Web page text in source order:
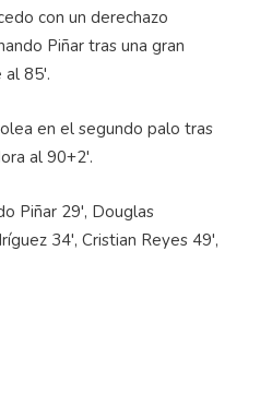
con un derechazo
Piñar tras una gran
al 85'.
en el segundo palo tras
al 90+2'.
Piñar 29', Douglas
34', Cristian Reyes 49',